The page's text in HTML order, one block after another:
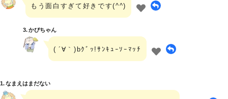
もう面白すぎて好きです(^^)
3. かぴちゃん
( ´∀｀)bｸﾞｯ!ｻﾝｷｭｰｿｰﾏｯﾁ
1. なまえはまだない